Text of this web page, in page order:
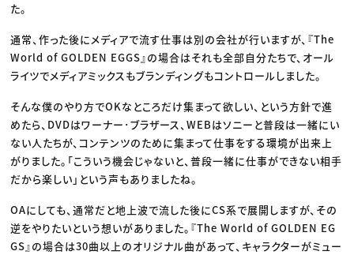
た。
通常、作った後にメディアで流す仕事は別の会社が行いますが、『The
World of GOLDEN EGGS』の場合はそれも全部自分たちで、オール
ライツでメディアミックスもブランディングもコントロールしました。
そんな僕のやり方でOKなところだけ集まって欲しい、という方針で進
めたら、DVDはワーナー･ブラザース、WEBはソニーと普段は一緒にい
ない人たちが、コンテンツのために集まって仕事をする環境が出来上
がりました。「こういう機会じゃないと、普段一緒に仕事ができない相手
だから楽しい」という声もありましたね。
OAにしても、通常だと地上波で流した後にCS系で展開しますが、その
逆をやりたいという想いがありました。『The World of GOLDEN EG
GS』の場合は30曲以上のオリジナル曲があって、キャラクターがミュー